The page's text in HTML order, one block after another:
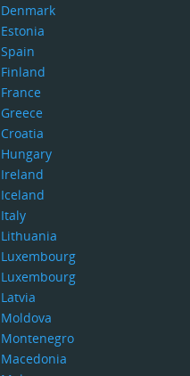
Denmark
Estonia
Spain
Finland
France
Greece
Croatia
Hungary
Ireland
Iceland
Italy
Lithuania
Luxembourg
Luxembourg
Latvia
Moldova
Montenegro
Macedonia